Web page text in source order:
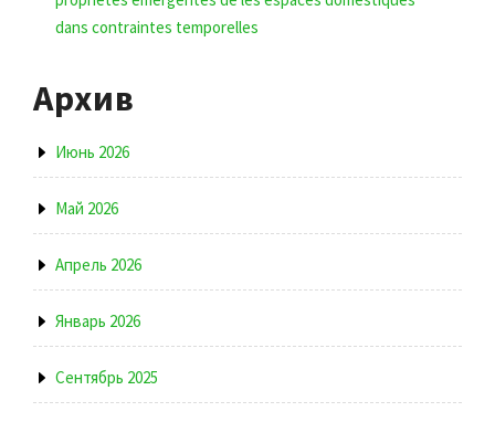
dans contraintes temporelles
Архив
Июнь 2026
Май 2026
Апрель 2026
Январь 2026
Сентябрь 2025